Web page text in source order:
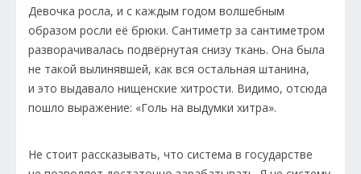
Девочка росла, и с каждым годом волшебным
образом росли её брюки. Сантиметр за сантиметром
разворачивалась подвёрнутая снизу ткань. Она была
не такой вылинявшей, как вся остальная штанина,
и это выдавало нищенские хитрости. Видимо, отсюда
пошло выражение: «Голь на выдумки хитра».
Не стоит рассказывать, что система в государстве